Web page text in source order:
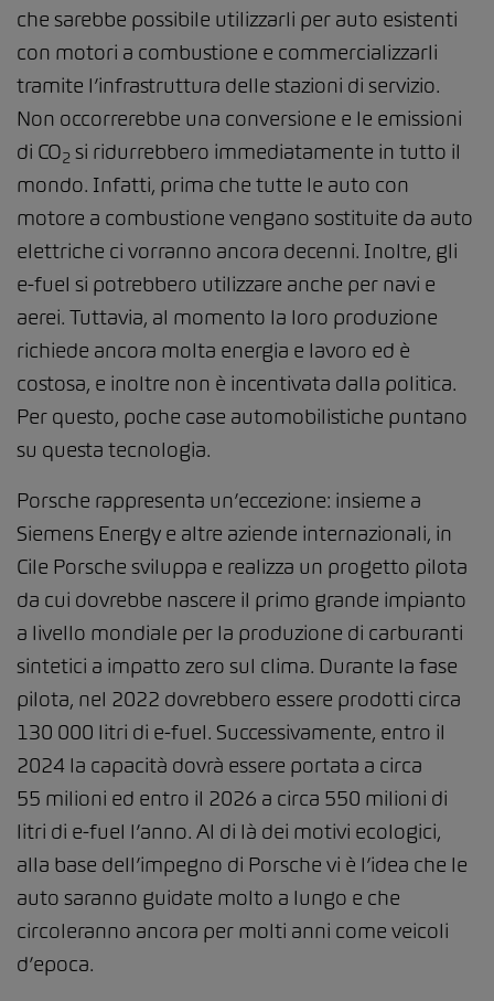
che sarebbe possibile utilizzarli per auto esistenti
con motori a combustione e commercializzarli
tramite l’infrastruttura delle stazioni di servizio.
Non occorrerebbe una conversione e le emissioni
di CO2 si ridurrebbero immediatamente in tutto il
mondo. Infatti, prima che tutte le auto con
motore a combustione vengano sostituite da auto
elettriche ci vorranno ancora decenni. Inoltre, gli
e-fuel si potrebbero utilizzare anche per navi e
aerei. Tuttavia, al momento la loro produzione
richiede ancora molta energia e lavoro ed è
costosa, e inoltre non è incentivata dalla politica.
Per questo, poche case automobilistiche puntano
su questa tecnologia.
Porsche rappresenta un’eccezione: insieme a
Siemens Energy e altre aziende internazionali, in
Cile Porsche sviluppa e realizza un progetto pilota
da cui dovrebbe nascere il primo grande impianto
a livello mondiale per la produzione di carburanti
sintetici a impatto zero sul clima. Durante la fase
pilota, nel 2022 dovrebbero essere prodotti circa
130 000 litri di e-fuel. Successivamente, entro il
2024 la capacità dovrà essere portata a circa
55 milioni ed entro il 2026 a circa 550 milioni di
litri di e-fuel l’anno. Al di là dei motivi ecologici,
alla base dell’impegno di Porsche vi è l’idea che le
auto saranno guidate molto a lungo e che
circoleranno ancora per molti anni come veicoli
d’epoca.